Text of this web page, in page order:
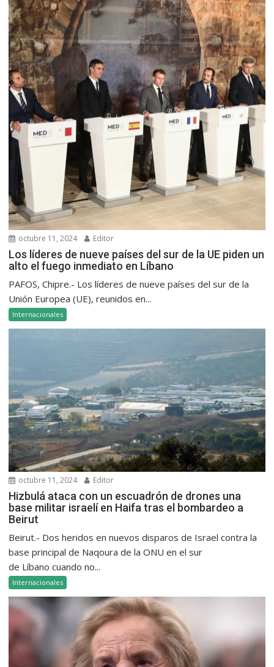
octubre 11, 2024 Editor
Los líderes de nueve países del sur de la UE piden un
alto el fuego inmediato en Líbano
PAFOS, Chipre.- Los líderes de nueve países del sur de la
Unión Europea (UE), reunidos en...
Internacionales
octubre 11, 2024 Editor
Hizbulá ataca con un escuadrón de drones una
base militar israelí en Haifa tras el bombardeo a
Beirut
Beirut.- Dos heridos en nuevos disparos de Israel contra la
base principal de Naqoura de la ONU en el sur
de Líbano cuando no...
Internacionales